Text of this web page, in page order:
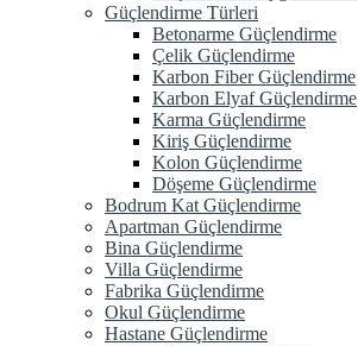
Güçlendirme Türleri
Betonarme Güçlendirme
Çelik Güçlendirme
Karbon Fiber Güçlendirme
Karbon Elyaf Güçlendirme
Karma Güçlendirme
Kiriş Güçlendirme
Kolon Güçlendirme
Döşeme Güçlendirme
Bodrum Kat Güçlendirme
Apartman Güçlendirme
Bina Güçlendirme
Villa Güçlendirme
Fabrika Güçlendirme
Okul Güçlendirme
Hastane Güçlendirme